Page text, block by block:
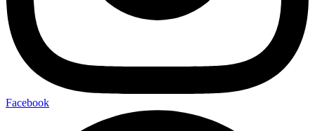
Facebook